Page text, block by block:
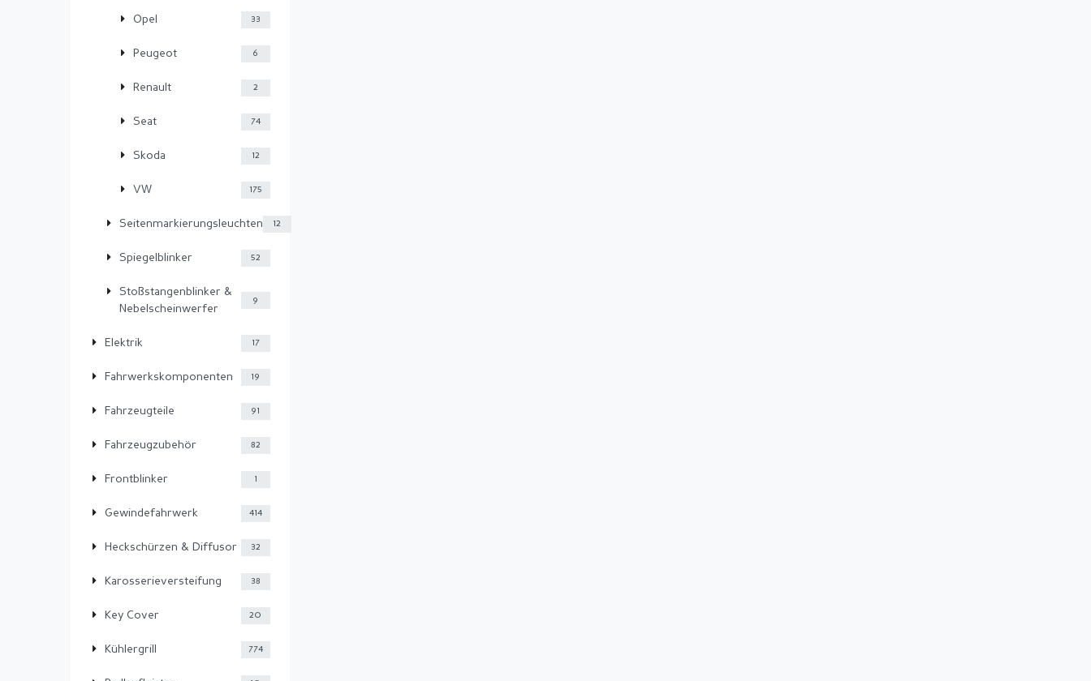
Opel 33
Peugeot 6
Renault 2
Seat 74
Skoda 12
VW 175
Seitenmarkierungsleuchten 12
Spiegelblinker 52
Stoßstangenblinker &
Nebelscheinwerfer
9
Elektrik 17
Fahrwerkskomponenten 19
Fahrzeugteile 91
Fahrzeugzubehör 82
Frontblinker 1
Gewindefahrwerk 414
Heckschürzen & Diffusor 32
Karosserieversteifung 38
Key Cover 20
Kühlergrill 774